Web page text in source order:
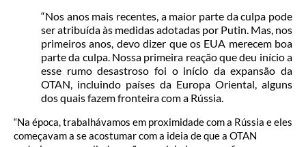
“Nos anos mais recentes, a maior parte da culpa pode
ser atribuída às medidas adotadas por Putin. Mas, nos
primeiros anos, devo dizer que os EUA merecem boa
parte da culpa. Nossa primeira reação que deu início a
esse rumo desastroso foi o início da expansão da
OTAN, incluindo países da Europa Oriental, alguns
dos quais fazem fronteira com a Rússia.
“Na época, trabalhávamos em proximidade com a Rússia e eles
começavam a se acostumar com a ideia de que a OTAN